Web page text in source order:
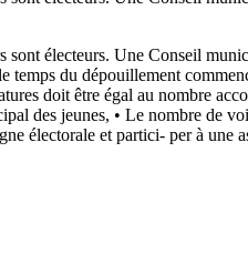
électeurs. Une Conseil
du dépouillement
doit être égal au nombre
des jeunes, • Le nombre de
électorale et partici- per à une